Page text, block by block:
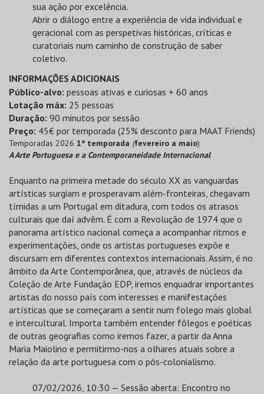
sua ação por excelência.
Abrir o diálogo entre a experiência de vida individual e
geracional com as perspetivas históricas, críticas e
curatoriais num caminho de construção de saber
coletivo.
INFORMAÇÕES ADICIONAIS
Público-alvo: pessoas ativas e curiosas + 60 anos
Lotação máx: 25 pessoas
Duração: 90 minutos por sessão
Preço: 45€ por temporada (25% desconto para MAAT Friends)
Temporadas 2026 1ª temporada (fevereiro a maio)
A Arte Portuguesa e a Contemporaneidade Internacional
Enquanto na primeira metade do século XX as vanguardas
artísticas surgiam e prosperavam além-fronteiras, chegavam
tímidas a um Portugal em ditadura, com todos os atrasos
culturais que daí advêm. É com a Revolução de 1974 que o
panorama artístico nacional começa a acompanhar ritmos e
experimentações, onde os artistas portugueses expõe e
discursam em diferentes contextos internacionais. Assim, é no
âmbito da Arte Contemporânea, que, através de núcleos da
Coleção de Arte Fundação EDP, iremos enquadrar importantes
artistas do nosso país com interesses e manifestações
artísticas que se começaram a sentir num folego mais global
e intercultural. Importa também entender fôlegos e poéticas
de outras geografias como iremos fazer, a partir da Anna
Maria Maiolino e permitirmo-nos a olhares atuais sobre a
relação da arte portuguesa com o pós-colonialismo.
07/02/2026, 10:30 — Sessão aberta: Encontro no